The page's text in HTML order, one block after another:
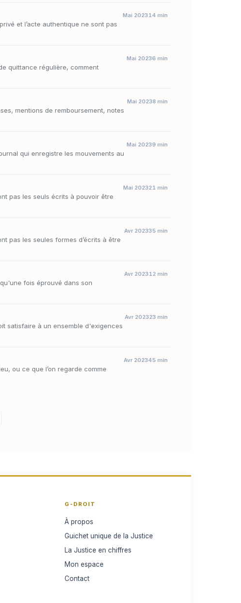
et l’acte authentique ne sont pas
Mai 202314 min
quittance régulière, comment
Mai 20236 min
mentions de remboursement, notes
Mai 20238 min
qui enregistre les mouvements au
Mai 20239 min
pas les seuls écrits à pouvoir être
Mai 202321 min
pas les seules formes d’écrits à être
Avr 202335 min
fois éprouvé dans son
Avr 202312 min
satisfaire à un ensemble d'exigences
Avr 202323 min
ou ce que l’on regarde comme
Avr 202345 min
G-DROIT
À propos
Guichet unique de la Justice
La Justice en chiffres
Mon espace
Contact